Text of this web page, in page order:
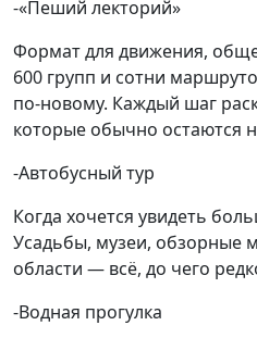
-«Пеший лекторий»
Формат для движения,
600 групп и сотни
по-новому. Каждый шаг
которые обычно остаются
-Автобусный тур
Когда хочется увидеть
Усадьбы, музеи, обзорные
области — всё, до чего
-Водная прогулка